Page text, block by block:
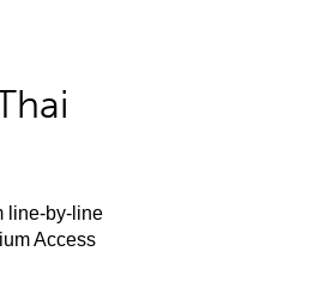
line-by-line
Access